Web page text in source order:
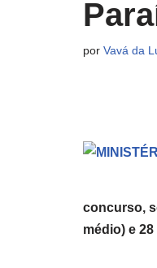
por Vavá da
concurso,
médio) e